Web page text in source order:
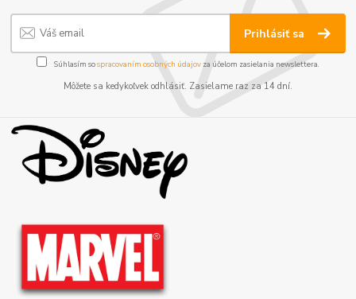
Prihlásiť sa
Súhlasím sospracovaním osobných údajov za účelom zasielania newslettera.
Môžete sa kedykoľvek odhlásiť. Zasielame raz za 14 dní.